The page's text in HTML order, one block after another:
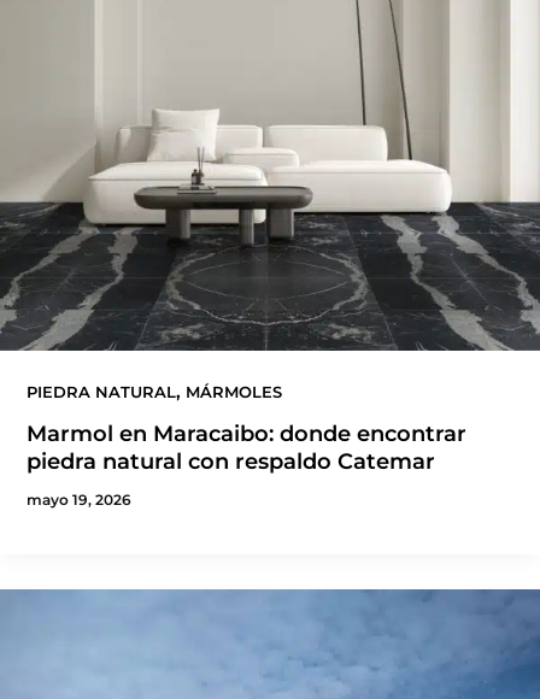
PIEDRA NATURAL, MÁRMOLES
Marmol en Maracaibo: donde encontrar
piedra natural con respaldo Catemar
mayo 19, 2026